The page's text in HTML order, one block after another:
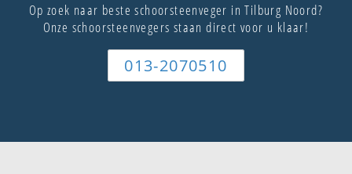
Op zoek naar beste schoorsteenveger in Tilburg Noord?
Onze schoorsteenvegers staan direct voor u klaar!
013-2070510